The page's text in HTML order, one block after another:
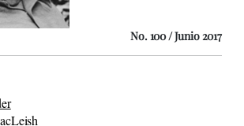
No. 100 / Junio 2017